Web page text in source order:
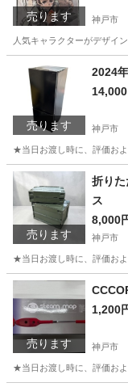
売ります 神戸市
人気キャラクターがデザイ
兵庫 神戸市 その他
売ります
14,000
神戸市
★当日お渡し時に、評価お
兵庫 神戸市 キッ
売ります
折り
ス
8,000
神戸市
★当日お渡し時に、評価お
兵庫 神戸市
売ります
1,200
神戸市
★当日お渡し時に、評価お